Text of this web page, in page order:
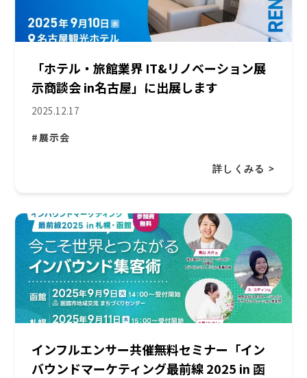
「ホテル・旅館業界 IT&リノベーション展
示商談会 in名古屋」に出展します
2025.12.17
#展示会
詳しくみる >
インフルエンサー共催無料セミナー「イン
バウンドマーケティング最前線 2025 in 函